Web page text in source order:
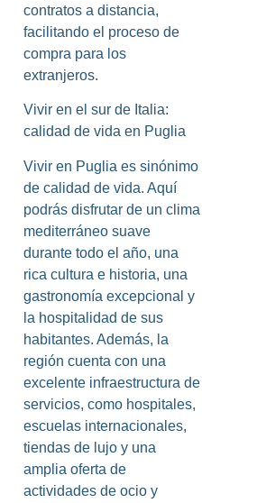
contratos a distancia,
facilitando el proceso de
compra para los
extranjeros.
Vivir en el sur de Italia:
calidad de vida en Puglia
Vivir en Puglia es sinónimo
de calidad de vida. Aquí
podrás disfrutar de un clima
mediterráneo suave
durante todo el año, una
rica cultura e historia, una
gastronomía excepcional y
la hospitalidad de sus
habitantes. Además, la
región cuenta con una
excelente infraestructura de
servicios, como hospitales,
escuelas internacionales,
tiendas de lujo y una
amplia oferta de
actividades de ocio y